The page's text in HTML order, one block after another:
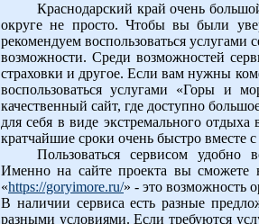
Краснодарский край очень
округе не просто. Чтобы вы были
рекомендуем воспользоваться услугами
возможности. Среди возможностей
страховки и другое. Если вам нужны
воспользоваться услугами «Горы и
качественный сайт, где доступно
для себя в виде экстремального
кратчайшие сроки очень быстро вместе
Пользоваться сервисом удобно
Именно на сайте проекта вы сможете
«https://goryimore.ru/» - это возможность
В наличии сервиса есть разные
разными условиями. Если требуются